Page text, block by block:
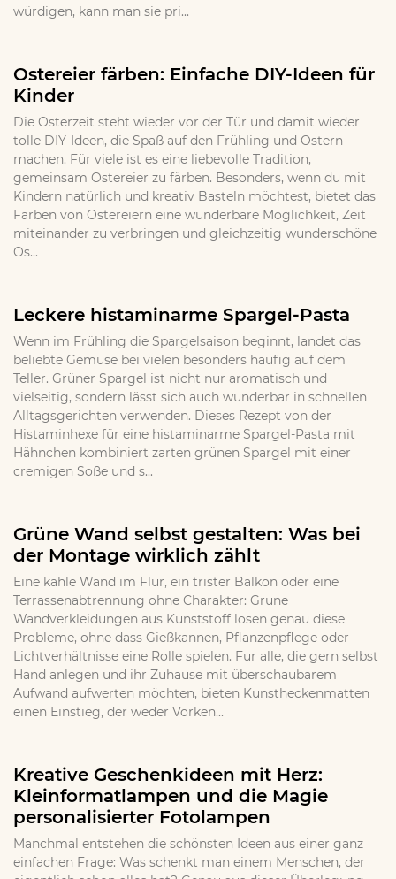
würdigen, kann man sie pri...
Ostereier färben: Einfache DIY-Ideen für
Kinder
Die Osterzeit steht wieder vor der Tür und damit wieder
tolle DIY-Ideen, die Spaß auf den Frühling und Ostern
machen. Für viele ist es eine liebevolle Tradition,
gemeinsam Ostereier zu färben. Besonders, wenn du mit
Kindern natürlich und kreativ Basteln möchtest, bietet das
Färben von Ostereiern eine wunderbare Möglichkeit, Zeit
miteinander zu verbringen und gleichzeitig wunderschöne
Os...
Leckere histaminarme Spargel-Pasta
Wenn im Frühling die Spargelsaison beginnt, landet das
beliebte Gemüse bei vielen besonders häufig auf dem
Teller. Grüner Spargel ist nicht nur aromatisch und
vielseitig, sondern lässt sich auch wunderbar in schnellen
Alltagsgerichten verwenden. Dieses Rezept von der
Histaminhexe für eine histaminarme Spargel-Pasta mit
Hähnchen kombiniert zarten grünen Spargel mit einer
cremigen Soße und s...
Grüne Wand selbst gestalten: Was bei
der Montage wirklich zählt
Eine kahle Wand im Flur, ein trister Balkon oder eine
Terrassenabtrennung ohne Charakter: Grune
Wandverkleidungen aus Kunststoff losen genau diese
Probleme, ohne dass Gießkannen, Pflanzenpflege oder
Lichtverhältnisse eine Rolle spielen. Fur alle, die gern selbst
Hand anlegen und ihr Zuhause mit überschaubarem
Aufwand aufwerten möchten, bieten Kunstheckenmatten
einen Einstieg, der weder Vorken...
Kreative Geschenkideen mit Herz:
Kleinformatlampen und die Magie
personalisierter Fotolampen
Manchmal entstehen die schönsten Ideen aus einer ganz
einfachen Frage: Was schenkt man einem Menschen, der